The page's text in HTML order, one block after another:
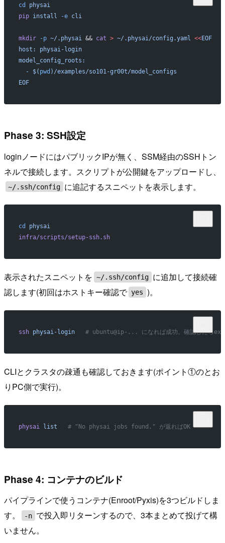
cd
physai
pip install -e cli
mkdir -p ~/.physai && cat > ~/.physai/config.yaml <<EOF
host: physai-login
model_config_roots:
  - $(
pwd )/examples/so101-gr00t/model_configs
EOF
Phase 3: SSH設定
loginノードにはパブリックIPが無く、SSM経由のSSHトン
ネルで接続します。スクリプトが公開鍵をアップロードし、
~/.ssh/config に追記するスニペットを表示します。
cd
physai
infra/scripts/setup-ssh.sh
表示されたスニペットを ~/.ssh/config に追加して接続確
認します(初回はホストキー確認で yes )。
ssh physai-login
# ubuntu@ip-... になれば成功。確認したら
CLIとクラスタの疎通も確認しておきます(ポイント①のとお
りPC側で実行)。
physai list
   # "No physai jobs found." が返ればOK
Phase 4: コンテナのビルド
パイプラインで使うコンテナ(Enroot/Pyxis)を3つビルドしま
す。
-n で投入即リターンするので、3本まとめて投げて構
いません。